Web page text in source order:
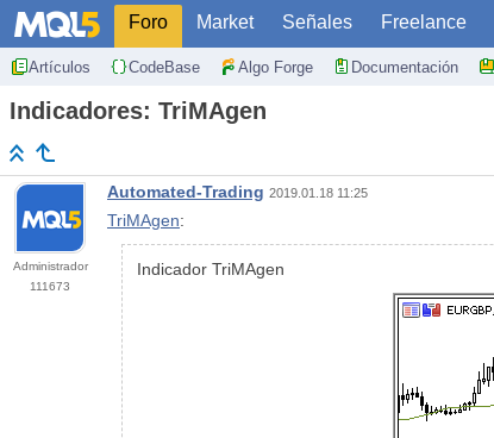
Foro Market Señales Freelance
Artículos CodeBase Algo Forge Documentación
Indicadores: TriMAgen
Administrador
111673
Automated-Trading 2019.01.18 11:25
TriMAgen:
Indicador TriMAgen